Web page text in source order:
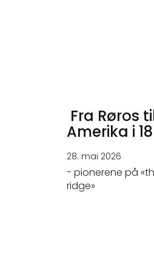
Fra Røros
Amerika i
28. mai 2026
- pionerene på
ridge»